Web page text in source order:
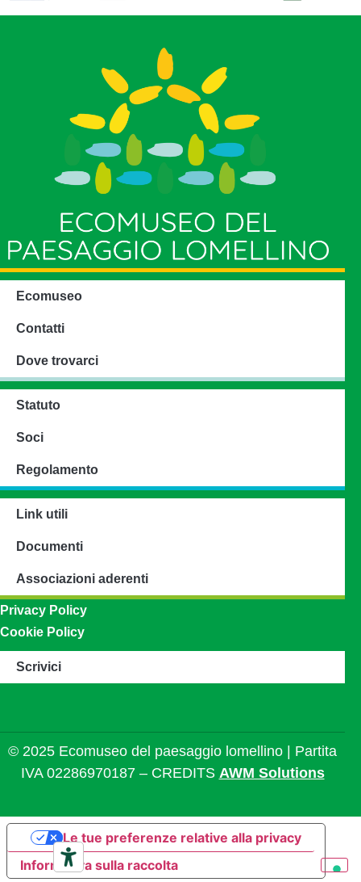
Ecomuseo
Contatti
Dove trovarci
Statuto
Soci
Regolamento
Link utili
Documenti
Associazioni aderenti
Privacy Policy
Cookie Policy
Scrivici
© 2025 Ecomuseo del paesaggio lomellino | Partita
IVA 02286970187 – CREDITS AWM Solutions
Informativa sulla raccolta
Le tue preferenze relative alla privacy